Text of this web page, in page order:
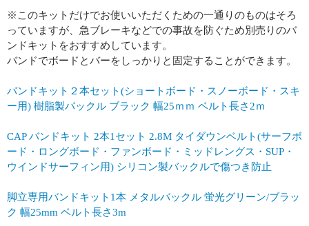
※このキットだけでお使いいただくための一通りのものはそろ
っていますが、急ブレーキなどでの事故を防ぐため別売りのバ
ンドキットをおすすめしています。
バンドでボードとバーをしっかりと固定することができます。
バンドキット２本セット(ショートボード・スノーボード・スキ
ー用) 樹脂製バックル ブラック 幅25ｍｍ ベルト長さ2ｍ
CAP バンドキット 2本1セット 2.8M タイダウンベルト(サーフボ
ード・ロングボード・ファンボード・ミッドレングス・SUP・
ウインドサーフィン用) シリコン製バックルで傷つき防止
脚立専用バンドキット1本 メタルバックル 蛍光グリーン/ブラッ
ク 幅25mm ベルト長さ3m